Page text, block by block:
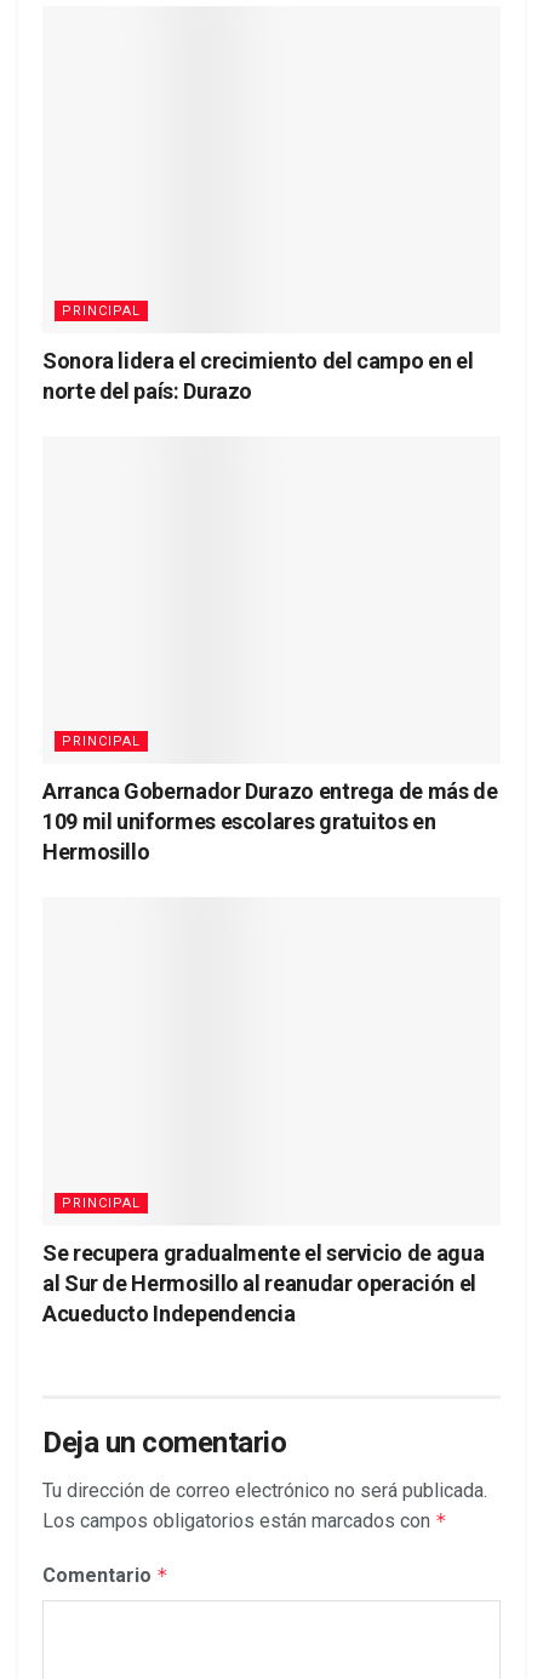
PRINCIPAL
Sonora lidera el crecimiento del campo en el
norte del país: Durazo
PRINCIPAL
Arranca Gobernador Durazo entrega de más de
109 mil uniformes escolares gratuitos en
Hermosillo
PRINCIPAL
Se recupera gradualmente el servicio de agua
al Sur de Hermosillo al reanudar operación el
Acueducto Independencia
Deja un comentario
Tu dirección de correo electrónico no será publicada.
Los campos obligatorios están marcados con *
Comentario *